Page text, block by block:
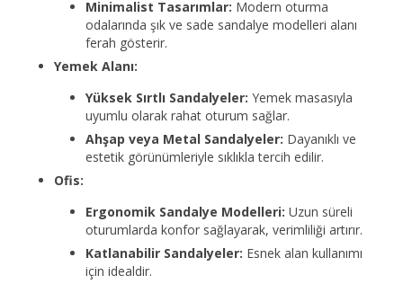
Minimalist Tasarımlar: Modern oturma
odalarında şık ve sade sandalye modelleri alanı
ferah gösterir.
Yemek Alanı:
Yüksek Sırtlı Sandalyeler: Yemek masasıyla
uyumlu olarak rahat oturum sağlar.
Ahşap veya Metal Sandalyeler: Dayanıklı ve
estetik görünümleriyle sıklıkla tercih edilir.
Ofis:
Ergonomik Sandalye Modelleri: Uzun süreli
oturumlarda konfor sağlayarak, verimliliği artırır.
Katlanabilir Sandalyeler: Esnek alan kullanımı
için idealdir.